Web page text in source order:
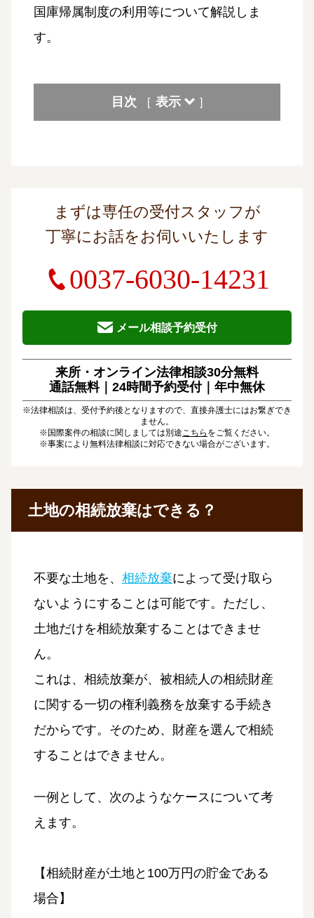
国庫帰属制度の利用等について解説しま
す。
目次 [ 表示 ]
まずは専任の受付スタッフが
丁寧にお話をお伺いいたします
0037-6030-14231
メール相談予約受付
来所・オンライン法律相談30分無料
通話無料｜24時間予約受付｜ 年中無休
※法律相談は、受付予約後となりますので、直接弁護士にはお繋ぎでき
ません。
※国際案件の相談に関しましては別途 こちら をご覧ください。
※事案により無料法律相談に対応できない場合がございます。
土地の相続放棄はできる？
不要な土地を、 相続放棄によって受け取ら
ないようにすることは可能です。ただし、
土地だけを相続放棄することはできませ
ん。
これは、相続放棄が、被相続人の相続財産
に関する一切の権利義務を放棄する手続き
だからです。そのため、財産を選んで相続
することはできません。
一例として、次のようなケースについて考
えます。
【相続財産が土地と100万円の貯金である
場合】